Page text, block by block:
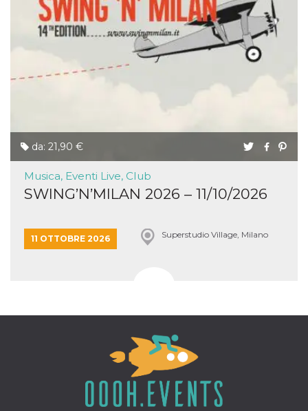
da: 21,90 €
Musica, Eventi Live, Club
SWING’N’MILAN 2026 – 11/10/2026
11 OTTOBRE 2026 Superstudio Village, Milano